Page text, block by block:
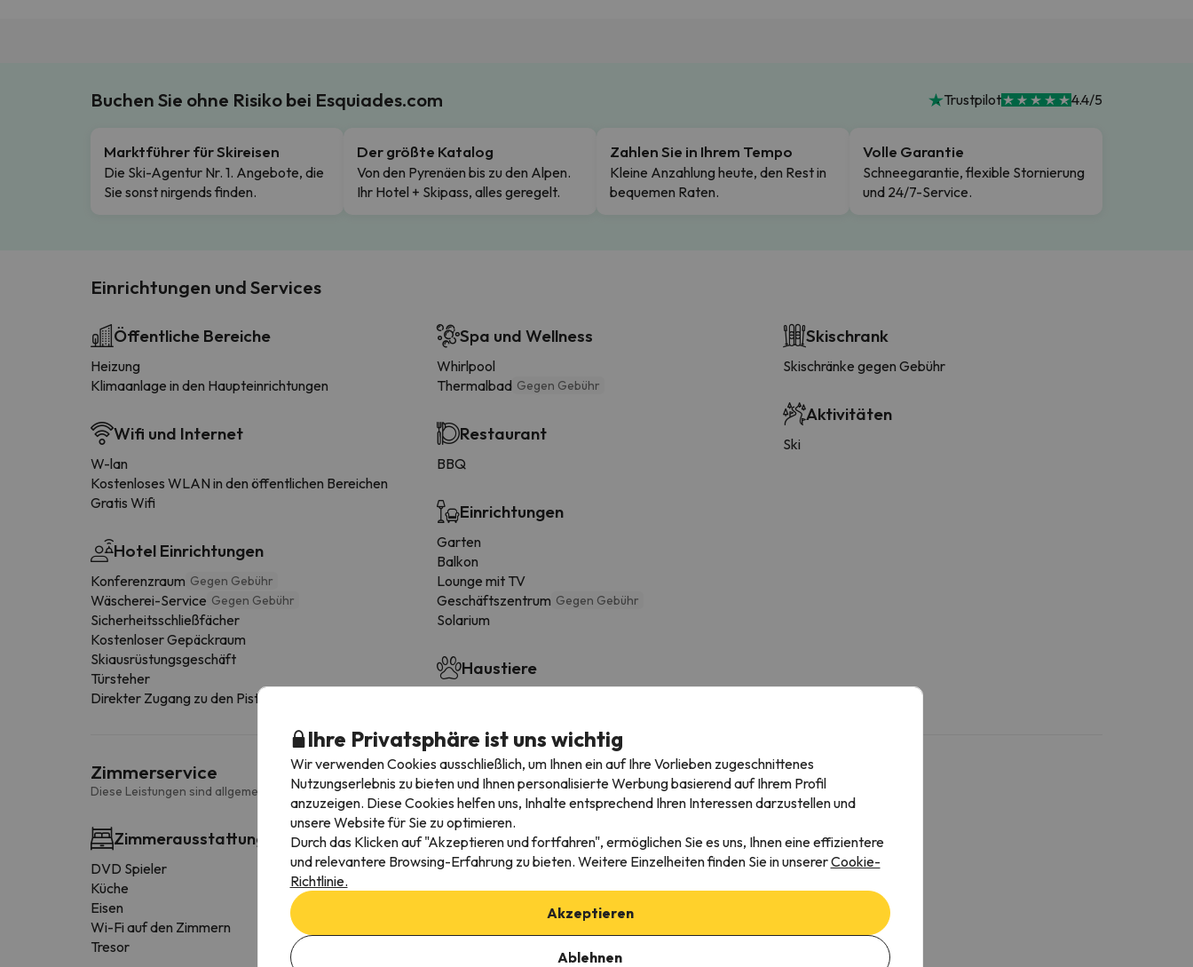
Buchen Sie ohne Risiko bei Esquiades.com Trustpilot 4.4/5
Marktführer für Skireisen
Die Ski-Agentur Nr. 1. Angebote, die
Sie sonst nirgends finden.
Der größte Katalog
Von den Pyrenäen bis zu den Alpen.
Ihr Hotel + Skipass, alles geregelt.
Zahlen Sie in Ihrem Tempo
Kleine Anzahlung heute, den Rest in
bequemen Raten.
Volle Garantie
Schneegarantie, flexible Stornierung
und 24/7-Service.
Einrichtungen und Services
Öffentliche Bereiche
Heizung
Klimaanlage in den Haupteinrichtungen
Wifi und Internet
W-lan
Kostenloses WLAN in den öffentlichen Bereichen
Gratis Wifi
Hotel Einrichtungen
Konferenzraum Gegen Gebühr
Wäscherei-Service Gegen Gebühr
Sicherheitsschließfächer
Kostenloser Gepäckraum
Skiausrüstungsgeschäft
Türsteher
Direkter Zugang zu den Pisten
Spa und Wellness
Whirlpool
Thermalbad Gegen Gebühr
Restaurant
BBQ
Einrichtungen
Garten
Balkon
Lounge mit TV
Geschäftszentrum Gegen Gebühr
Solarium
Haustiere
Skischrank
Skischränke gegen Gebühr
Aktivitäten
Ski
Zimmerservice
Diese Leistungen sind allgemein und können je nach Zimmertyp variieren.
Zimmerausstattung
DVD Spieler
Küche
Eisen
Wi-Fi auf den Zimmern
Tresor
Badezimmer
Dusche
Weitere Dienstleistungen
Ihre Privatsphäre ist uns wichtig
Wir verwenden Cookies ausschließlich, um Ihnen ein auf Ihre Vorlieben zugeschnittenes
Nutzungserlebnis zu bieten und Ihnen personalisierte Werbung basierend auf Ihrem Profil
anzuzeigen. Diese Cookies helfen uns, Inhalte entsprechend Ihren Interessen darzustellen und
unsere Website für Sie zu optimieren.
Durch das Klicken auf "Akzeptieren und fortfahren", ermöglichen Sie es uns, Ihnen eine effizientere
und relevantere Browsing-Erfahrung zu bieten. Weitere Einzelheiten finden Sie in unsererCookie-
Richtlinie.
Akzeptieren
Ablehnen